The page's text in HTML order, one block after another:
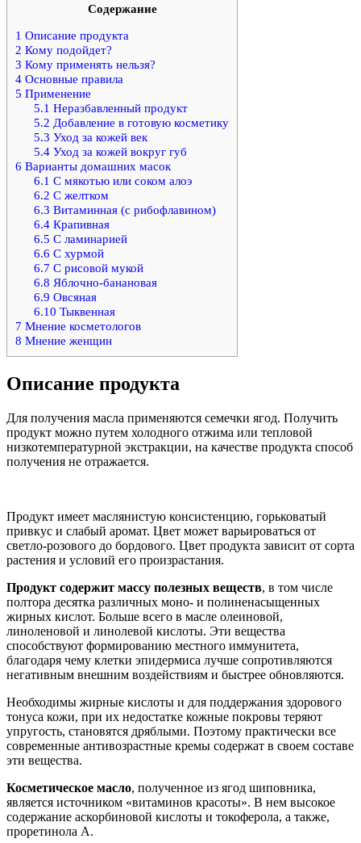
Содержание
1 Описание продукта
2 Кому подойдет?
3 Кому применять нельзя?
4 Основные правила
5 Применение
5.1 Неразбавленный продукт
5.2 Добавление в готовую косметику
5.3 Уход за кожей век
5.4Уход за кожей вокруг губ
6 Варианты домашних масок
6.1 С мякотью или соком алоэ
6.2 С желтком
6.3 Витаминная (с рибофлавином)
6.4Крапивная
6.5 С ламинарией
6.6 С хурмой
6.7 С рисовой мукой
6.8 Яблочно-банановая
6.9 Овсяная
6.10 Тыквенная
7 Мнение косметологов
8 Мнение женщин
Описание продукта
Для получения масла применяются семечки ягод. Получить
продукт можно путем холодного отжима или тепловой
низкотемпературной экстракции, на качестве продукта способ
получения не отражается.
Продукт имеет маслянистую консистенцию, горьковатый
привкус и слабый аромат. Цвет может варьироваться от
светло-розового до бордового. Цвет продукта зависит от сорта
растения и условий его произрастания.
Продукт содержит массу полезных веществ, в том числе
полтора десятка различных моно- и полиненасыщенных
жирных кислот. Больше всего в масле олеиновой,
линоленовой и линолевой кислоты. Эти вещества
способствуют формированию местного иммунитета,
благодаря чему клетки эпидермиса лучше сопротивляются
негативным внешним воздействиям и быстрее обновляются.
Необходимы жирные кислоты и для поддержания здорового
тонуса кожи, при их недостатке кожные покровы теряют
упругость, становятся дряблыми. Поэтому практически все
современные антивозрастные кремы содержат в своем составе
эти вещества.
Косметическое масло, полученное из ягод шиповника,
является источником «витаминов красоты». В нем высокое
содержание аскорбиновой кислоты и токоферола, а также,
проретинола A.